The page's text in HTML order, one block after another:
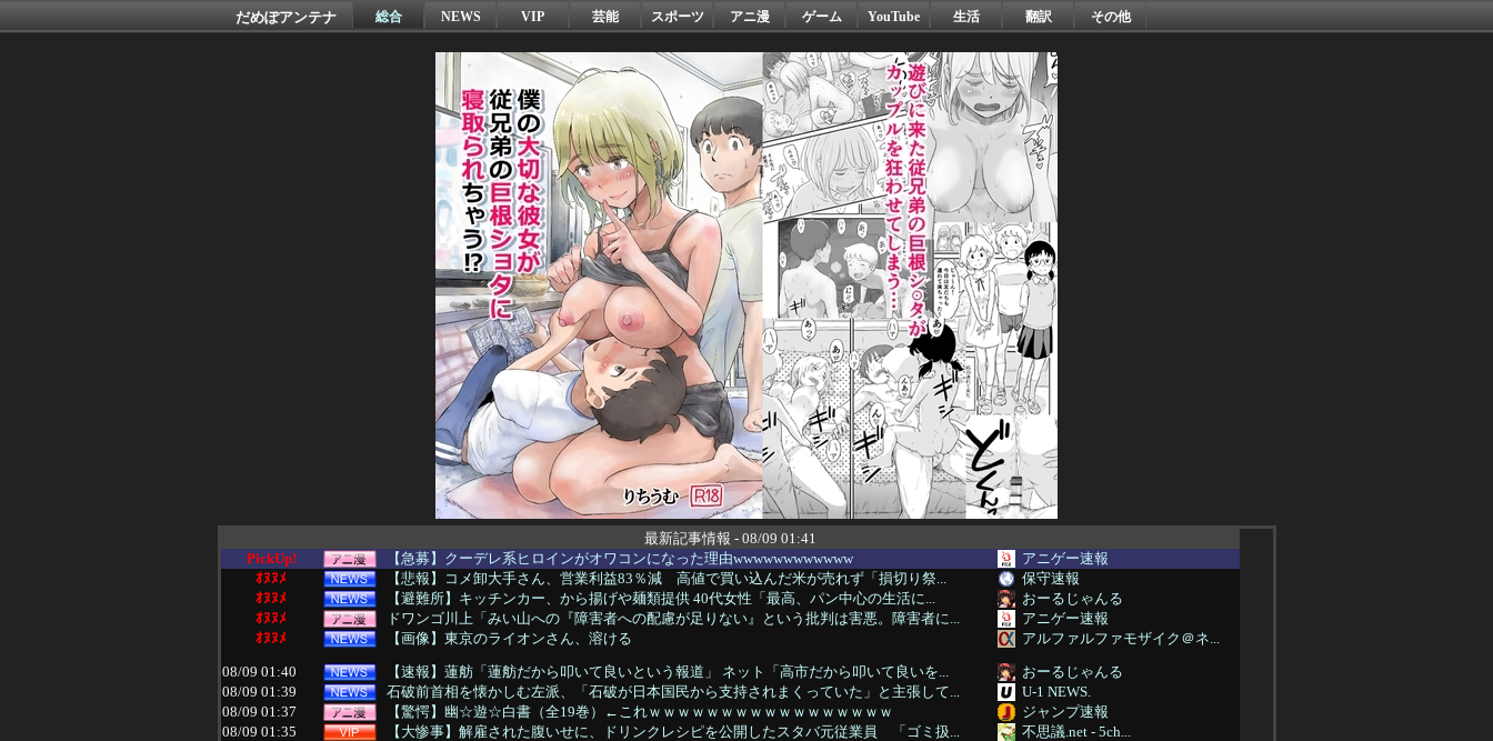
だめぽアンテナ 総合 NEWS VIP 芸能 スポーツ アニ漫 ゲーム YouTube 生活 翻訳 その他
最新記事情報 - 08/09 01:41
PickUp!
【急募】クーデレ系ヒロインがオワコンになった理由wwwwwwwwwwww
アニゲー速報
ｵﾇﾇﾒ
【悲報】コメ卸大手さん、営業利益83％減 高値で買い込んだ米が売れず「損切り祭...
保守速報
ｵﾇﾇﾒ
【避難所】キッチンカー、から揚げや麺類提供 40代女性「最高、パン中心の生活に...
おーるじゃんる
ｵﾇﾇﾒ
ドワンゴ川上「みい山への『障害者への配慮が足りない』という批判は害悪。障害者に...
アニゲー速報
ｵﾇﾇﾒ
【画像】東京のライオンさん、溶ける
アルファルファモザイク＠ネ...
08/09 01:40
【速報】蓮舫「蓮舫だから叩いて良いという報道」 ネット「高市だから叩いて良いを...
おーるじゃんる
08/09 01:39
石破前首相を懐かしむ左派、「石破が日本国民から支持されまくっていた」と主張して...
U-1 NEWS.
08/09 01:37
【驚愕】幽☆遊☆白書（全19巻）←これｗｗｗｗｗｗｗｗｗｗｗｗｗｗｗｗｗ
ジャンプ速報
08/09 01:35
【大惨事】解雇された腹いせに、ドリンクレシピを公開したスタバ元従業員 「ゴミ扱...
不思議.net - 5ch...